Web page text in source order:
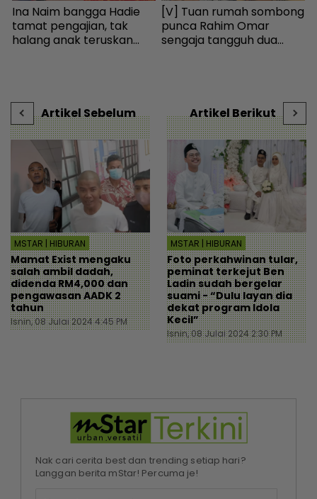
Ina Naim bangga Hadie
tamat pengajian, tak
halang anak teruskan
[V] Tuan rumah sombong
punca Rahim Omar
sengaja tangguh dua
Artikel Sebelum
MSTAR | HIBURAN
Mamat Exist mengaku
salah ambil dadah,
didenda RM4,000 dan
pengawasan AADK 2
tahun
Isnin, 08 Julai 2024 4:45 PM
Artikel Berikut
MSTAR | HIBURAN
Foto perkahwinan tular,
peminat terkejut Ben
Ladin sudah bergelar
suami - “Dulu layan dia
dekat program Idola
Kecil”
Isnin, 08 Julai 2024 2:30 PM
Nak cari cerita best dan trending setiap hari?
Langgan berita mStar! Percuma je!